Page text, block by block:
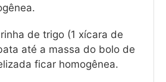
de trigo (1 xícara de
até a massa do bolo de
ficar homogênea.